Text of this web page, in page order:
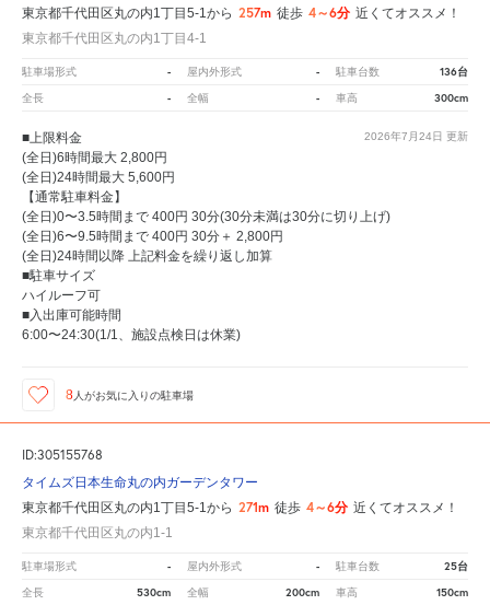
東京都千代田区丸の内1丁目5-1から 257m 徒歩 4～6分 近くてオススメ！
東京都千代田区丸の内1丁目4-1
駐車場形式 - 屋内外形式 - 駐車台数 136台
全長 - 全幅 - 車高 300cm
2026年7月24日 更新
■上限料金
(全日)6時間最大 2,800円
(全日)24時間最大 5,600円
【通常駐車料金】
(全日)0〜3.5時間まで 400円 30分(30分未満は30分に切り上げ)
(全日)6〜9.5時間まで 400円 30分＋ 2,800円
(全日)24時間以降 上記料金を繰り返し加算
■駐車サイズ
ハイルーフ可
■入出庫可能時間
6:00〜24:30(1/1、施設点検日は休業)
8 人がお気に入りの駐車場
ID:305155768
タイムズ日本生命丸の内ガーデンタワー
東京都千代田区丸の内1丁目5-1から 271m 徒歩 4～6分 近くてオススメ！
東京都千代田区丸の内1-1
駐車場形式 - 屋内外形式 - 駐車台数 25台
全長 530cm 全幅 200cm 車高 150cm